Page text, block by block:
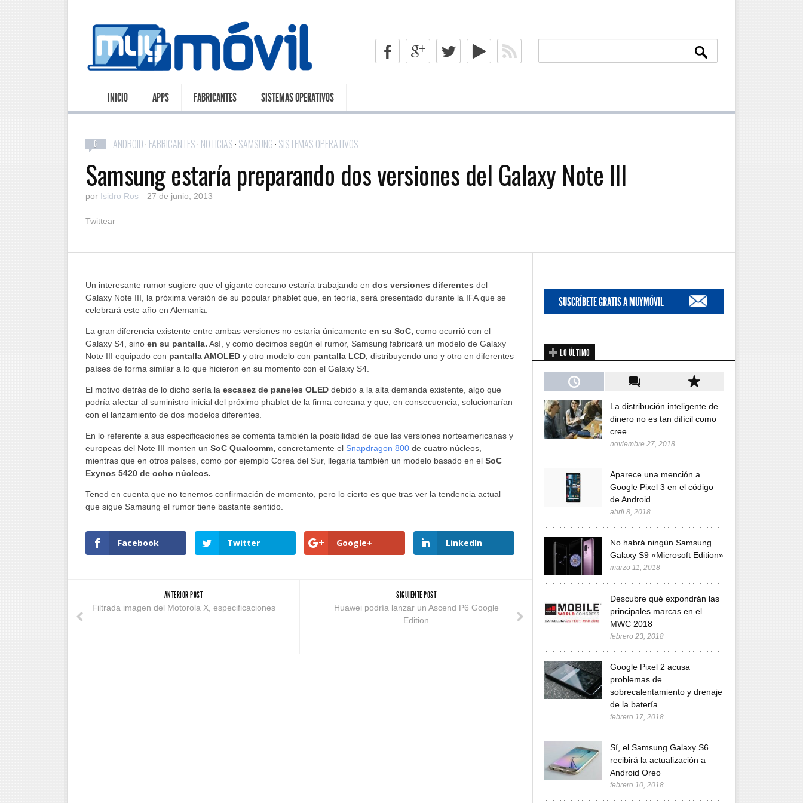
b c a L ,
INICIO APPS FABRICANTES SISTEMAS OPERATIVOS
6 ANDROID· FABRICANTES· NOTICIAS· SAMSUNG· SISTEMAS OPERATIVOS
Samsung estaría preparando dos versiones del Galaxy Note III
por Isidro Ros 27 de junio, 2013
Twittear
Un interesante rumor sugiere que el gigante coreano estaría trabajando en dos versiones diferentes del
Galaxy Note III, la próxima versión de su popular phablet que, en teoría, será presentado durante la IFA que se
celebrará este año en Alemania.
La gran diferencia existente entre ambas versiones no estaría únicamente en su SoC, como ocurrió con el
Galaxy S4, sino en su pantalla. Así, y como decimos según el rumor, Samsung fabricará un modelo de Galaxy
Note III equipado con pantalla AMOLED y otro modelo con pantalla LCD, distribuyendo uno y otro en diferentes
países de forma similar a lo que hicieron en su momento con el Galaxy S4.
El motivo detrás de lo dicho sería la escasez de paneles OLED debido a la alta demanda existente, algo que
podría afectar al suministro inicial del próximo phablet de la firma coreana y que, en consecuencia, solucionarían
con el lanzamiento de dos modelos diferentes.
En lo referente a sus especificaciones se comenta también la posibilidad de que las versiones norteamericanas y
europeas del Note III monten un SoC Qualcomm, concretamente el Snapdragon 800 de cuatro núcleos,
mientras que en otros países, como por ejemplo Corea del Sur, llegaría también un modelo basado en el SoC
Exynos 5420 de ocho núcleos.
Tened en cuenta que no tenemos confirmación de momento, pero lo cierto es que tras ver la tendencia actual
que sigue Samsung el rumor tiene bastante sentido.
Facebook Twitter Google+ LinkedIn
ANTERIOR POST
Filtrada imagen del Motorola X, especificaciones
SIGUIENTE POST
Huawei podría lanzar un Ascend P6 Google
Edition
SUSCRÍBETE GRATIS A MUYMÓVIL
LO ÚLTIMO
La distribución inteligente de
dinero no es tan difícil como
cree
noviembre 27, 2018
Aparece una mención a
Google Pixel 3 en el código
de Android
abril 8, 2018
No habrá ningún Samsung
Galaxy S9 «Microsoft Edition»
marzo 11, 2018
Descubre qué expondrán las
principales marcas en el
MWC 2018
febrero 23, 2018
Google Pixel 2 acusa
problemas de
sobrecalentamiento y drenaje
de la batería
febrero 17, 2018
Sí, el Samsung Galaxy S6
recibirá la actualización a
Android Oreo
febrero 10, 2018